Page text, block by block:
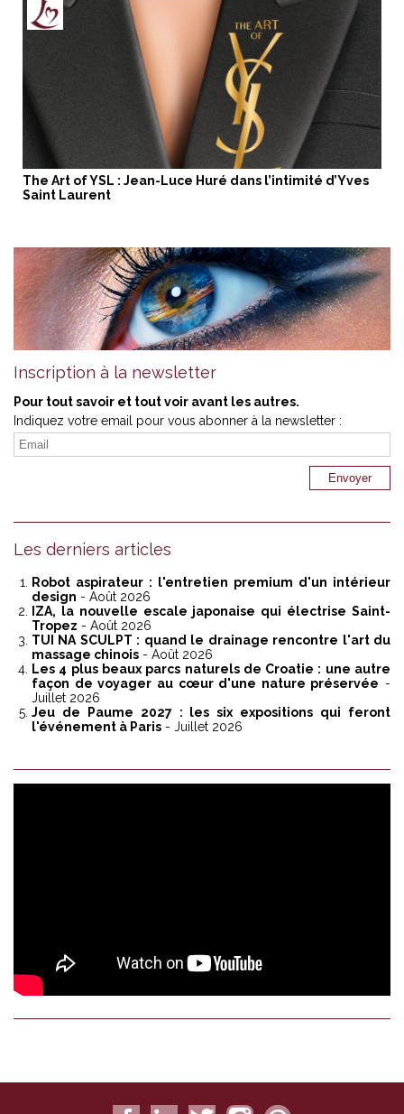
The Art of YSL : Jean-Luce Huré dans l’intimité d’Yves
Saint Laurent
Inscription à la newsletter
Pour tout savoir et tout voir avant les autres.
Indiquez votre email pour vous abonner à la newsletter :
Les derniers articles
Robot aspirateur : l'entretien premium d'un intérieur
design - Août 2026
IZA, la nouvelle escale japonaise qui électrise Saint-
Tropez - Août 2026
TUI NA SCULPT : quand le drainage rencontre l'art du
massage chinois - Août 2026
Les 4 plus beaux parcs naturels de Croatie : une autre
façon de voyager au cœur d'une nature préservée -
Juillet 2026
Jeu de Paume 2027 : les six expositions qui feront
l'événement à Paris - Juillet 2026